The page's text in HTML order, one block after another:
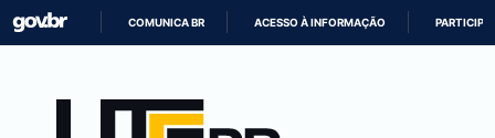
CONTEÚDO
COMUNICA BR ACESSO À INFORMAÇÃO PARTICIPE